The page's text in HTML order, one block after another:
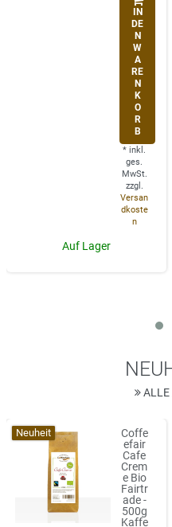
IN
DE
N
W
A
RE
N
K
O
R
B
* inkl.
ges.
MwSt.
zzgl.
Versan
dkoste
n
Auf Lager
ALLE
Neuheit
Coffe
efair
Cafe
Crem
e Bio
Fairtr
ade -
500g
Kaffe